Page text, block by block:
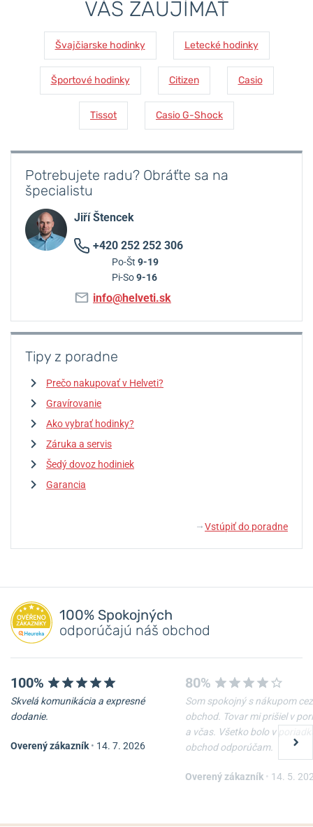
VÁS ZAUJÍMAŤ
Švajčiarske hodinky Letecké hodinky
Športové hodinky Citizen Casio
Tissot Casio G-Shock
Potrebujete radu? Obráťte sa na
špecialistu
Jiří Štencek
+420 252 252 306
Po-Št 9-19
Pi-So9-16
info@helveti.sk
Tipy z poradne
Prečo nakupovať v Helveti?
Gravírovanie
Ako vybrať hodinky?
Záruka a servis
Šedý dovoz hodiniek
Garancia
↓ Vstúpiť do poradne
100% Spokojných
odporúčajú náš obchod
100%
Skvelá komunikácia a expresné
dodanie.
Overený zákazník • 14. 7. 2026
80%
Som spokojný s nákupom cez
obchod. Tovar mi prišiel v
a včas. Všetko bolo v
obchod odporúčam.
Overený zákazník • 14. 5.